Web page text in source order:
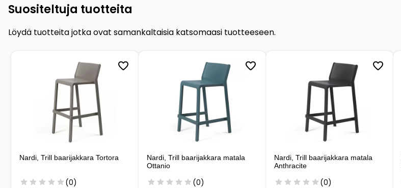
Suositeltuja tuotteita
Löydä tuotteita jotka ovat samankaltaisia katsomaasi tuotteeseen.
Nardi, Trill baarijakkara Tortora
(0)
Nardi, Trill baarijakkara matala
Ottanio
(0)
Nardi, Trill baarijakkara matala
Anthracite
(0)